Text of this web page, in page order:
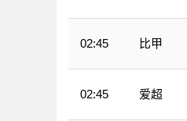
02:45 比甲
02:45 爱超